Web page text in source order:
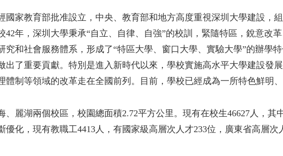
國家教育部批准設立，中央、教育部和地方高度重視深圳大學建設
42年，深圳大學秉承“自立、自律、自強”的校訓，緊隨特區，銳意
究和社會服務體系，形成了“特區大學、窗口大學、實驗大學”的辦學
出了重要貢獻。特別是進入新時代以來，學校實施高水平大學建設
體制等領域的改革走在全國前列。目前，學校已經成為一所特色鮮明
、麗湖兩個校區，校園總面積2.72平方公里。現有在校生46627人，其
優化，現有教職工4413人，有國家級高層次人才233位，廣東省高層次